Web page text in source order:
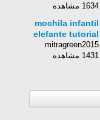
1634 مشاهده
mochila infantil
elefante tutorial
mitragreen2015
1431 مشاهده